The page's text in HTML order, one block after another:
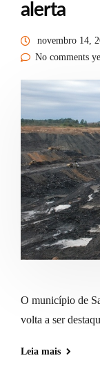
alerta
novembro 14,
No comments
O município de
volta a ser
Leia mais